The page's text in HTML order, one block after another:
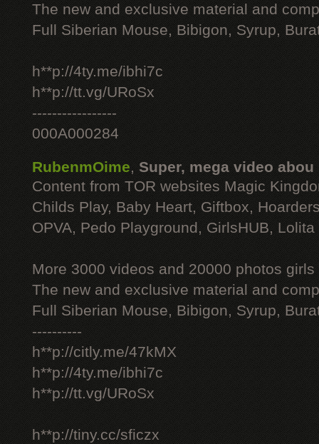
The new and exclusive material and
Full Siberian Mouse, Bibigon, Syrup,
h**p://4ty.me/ibhi7c
h**p://tt.vg/URoSx
-----------------
000A000284
RubenmOime, Super, mega video abou
Content from TOR websites Magic
Childs Play, Baby Heart, Giftbox,
OPVA, Pedo Playground, GirlsHUB, Lolita
More 3000 videos and 20000 photos
The new and exclusive material and
Full Siberian Mouse, Bibigon, Syrup,
----------
h**p://citly.me/47kMX
h**p://4ty.me/ibhi7c
h**p://tt.vg/URoSx
h**p://tiny.cc/sficzx